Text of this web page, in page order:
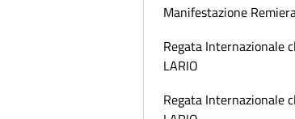
Manifestazione
Regata Internazionale
LARIO
Regata Internazionale